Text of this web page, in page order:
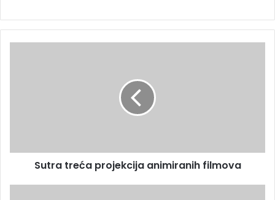
Sutra treća projekcija animiranih filmova